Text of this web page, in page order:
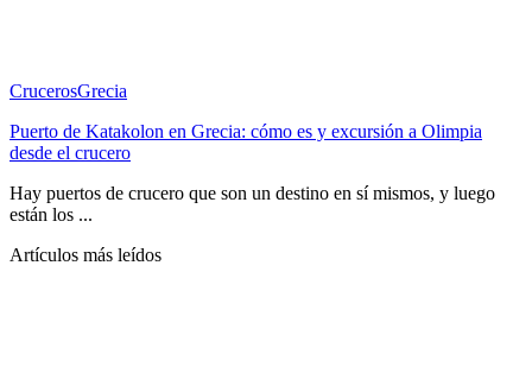
CrucerosGrecia
Puerto de Katakolon en Grecia: cómo es y excursión a Olimpia
desde el crucero
Hay puertos de crucero que son un destino en sí mismos, y luego
están los ...
Artículos más leídos